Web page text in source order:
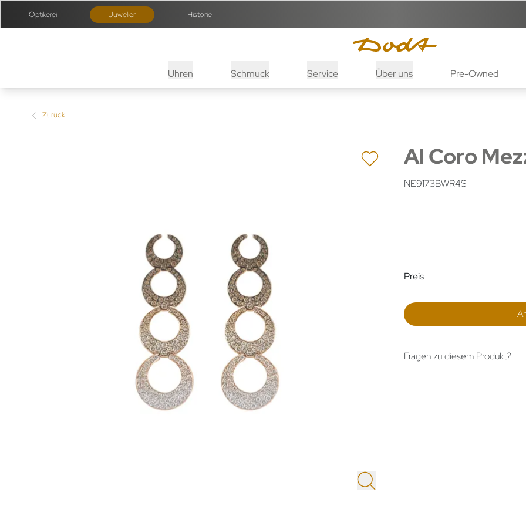
Optikerei Juwelier Historie
Uhren Schmuck Service Über uns Pre-Owned
Zurück
Al Coro
NE9173BWR4S
Preis
Fragen zu diesem Produkt?